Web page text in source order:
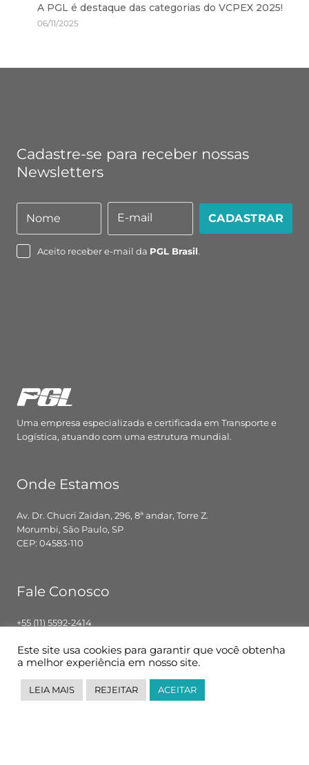
A PGL é destaque das categorias do VCPEX 2025!
06/11/2025
Cadastre-se para receber nossas
Newsletters
Nome
Nome
mail
E-mail CADASTRAR
Aceito receber e-mail da PGL Brasil.
Uma empresa especializada e certificada em Transporte e
Logística, atuando com uma estrutura mundial.
Onde Estamos
Av. Dr. Chucri Zaidan, 296, 8ª andar, Torre Z.
Morumbi, São Paulo, SP
CEP: 04583-110
Fale Conosco
+55 (11) 5592-2414
Segunda – Sexta: 8h00 – 18h00
Siga-nos
Este site usa cookies para garantir que você obtenha
a melhor experiência em nosso site.
LEIA MAIS REJEITAR ACEITAR